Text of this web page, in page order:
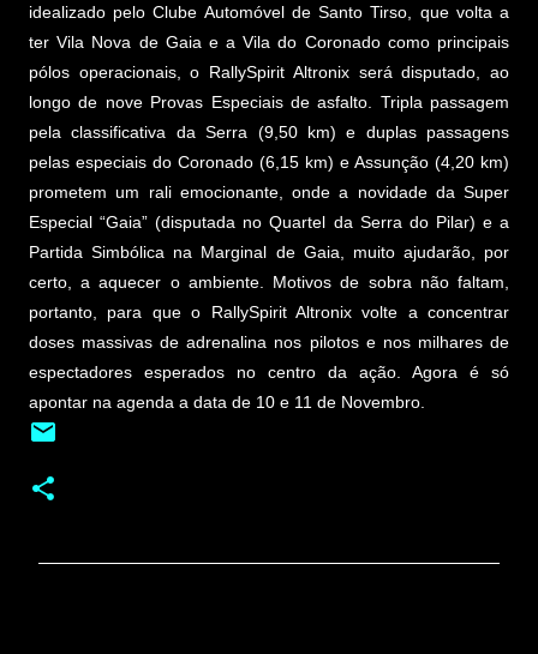
idealizado pelo Clube Automóvel de Santo Tirso, que volta a
ter Vila Nova de Gaia e a Vila do Coronado como principais
pólos operacionais, o RallySpirit Altronix será disputado, ao
longo de nove Provas Especiais de asfalto. Tripla passagem
pela classificativa da Serra (9,50 km) e duplas passagens
pelas especiais do Coronado (6,15 km) e Assunção (4,20 km)
prometem um rali emocionante, onde a novidade da Super
Especial “Gaia” (disputada no Quartel da Serra do Pilar) e a
Partida Simbólica na Marginal de Gaia, muito ajudarão, por
certo, a aquecer o ambiente. Motivos de sobra não faltam,
portanto, para que o RallySpirit Altronix volte a concentrar
doses massivas de adrenalina nos pilotos e nos milhares de
espectadores esperados no centro da ação. Agora é só
apontar na agenda a data de 10 e 11 de Novembro.